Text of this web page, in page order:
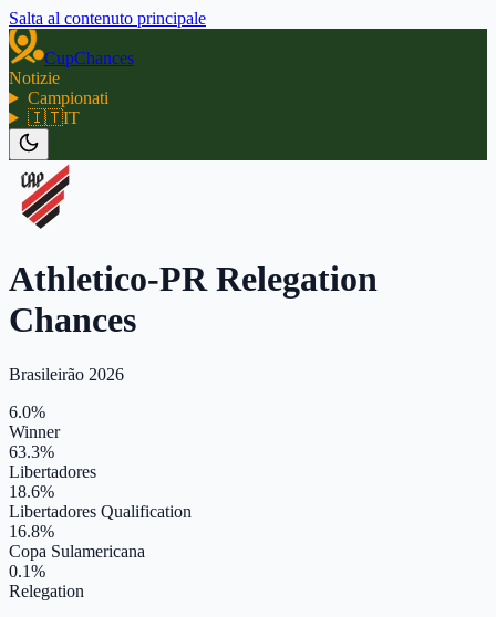
Salta al contenuto principale
CupChances
Notizie
Campionati
🇮🇹IT
Athletico-PR Relegation
Chances
Brasileirão 2026
6.0%
Winner
63.3%
Libertadores
18.6%
Libertadores Qualification
16.8%
Copa Sulamericana
0.1%
Relegation